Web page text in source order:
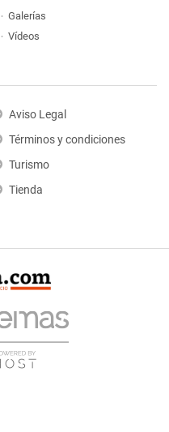
Galerías
Vídeos
Aviso Legal
Términos y condiciones
Turismo
Tienda